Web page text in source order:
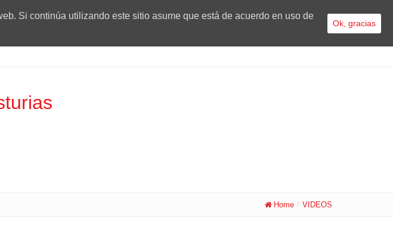
Home / VIDEOS
Si continúa utilizando este sitio asume que está de acuerdo en uso de
Ok, gracias